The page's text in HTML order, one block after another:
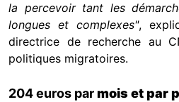
la percevoir tant les
longues et complexes",
directrice de recherche au
politiques migratoires.
204 euros parmois et par